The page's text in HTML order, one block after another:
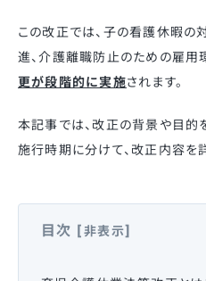
この改正では、子の看護休暇の
進、介護離職防止のための雇用
更が段階的に実施されます。
本記事では、改正の背景や目
施行時期に分けて、改正内容を
目次 [非表示]